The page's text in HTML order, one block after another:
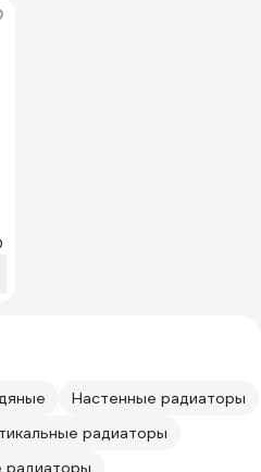
Настенные радиаторы
радиаторы
радиаторы